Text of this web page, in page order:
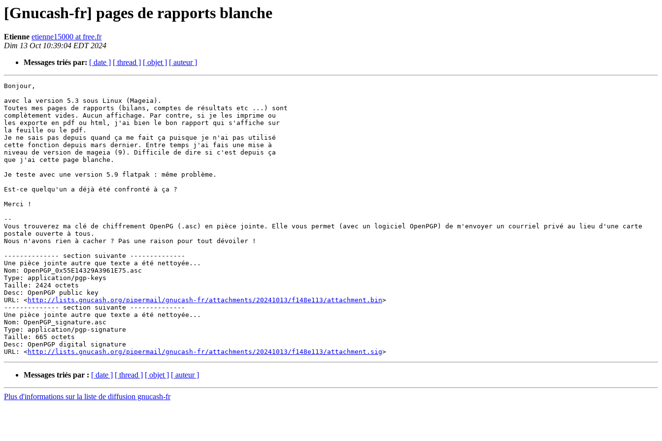
[Gnucash-fr] pages de rapports blanche
Etienne etienne15000 at free.fr
Dim 13 Oct 10:39:04 EDT 2024
Messages triés par: [ date ] [ thread ] [ objet ] [ auteur ]
Bonjour,
avec la version 5.3 sous Linux (Mageia).
Toutes mes pages de rapports (bilans, comptes de résultats etc ...) sont
complètement vides. Aucun affichage. Par contre, si je les imprime ou
les exporte en pdf ou html, j'ai bien le bon rapport qui s'affiche sur
la feuille ou le pdf.
Je ne sais pas depuis quand ça me fait ça puisque je n'ai pas utilisé
cette fonction depuis mars dernier. Entre temps j'ai fais une mise à
niveau de version de mageia (9). Difficile de dire si c'est depuis ça
que j'ai cette page blanche.
Je teste avec une version 5.9 flatpak : même problème.
Est-ce quelqu'un a déjà été confronté à ça ?
Merci !
--
Vous trouverez ma clé de chiffrement OpenPG (.asc) en pièce jointe. Elle vous permet (avec un logiciel OpenPGP) de m'envoyer un courriel privé au lieu d'une carte
postale ouverte à tous.
Nous n'avons rien à cacher ? Pas une raison pour tout dévoiler !
-------------- section suivante --------------
Une pièce jointe autre que texte a été nettoyée...
Nom: OpenPGP_0x55E14329A3961E75.asc
Type: application/pgp-keys
Taille: 2424 octets
Desc: OpenPGP public key
URL: <http://lists.gnucash.org/pipermail/gnucash-fr/attachments/20241013/f148e113/attachment.bin>
-------------- section suivante --------------
Une pièce jointe autre que texte a été nettoyée...
Nom: OpenPGP_signature.asc
Type: application/pgp-signature
Taille: 665 octets
Desc: OpenPGP digital signature
URL: <http://lists.gnucash.org/pipermail/gnucash-fr/attachments/20241013/f148e113/attachment.sig
Messages triés par : [ date ] [ thread ] [ objet ] [ auteur ]
Plus d'informations sur la liste de diffusion gnucash-fr